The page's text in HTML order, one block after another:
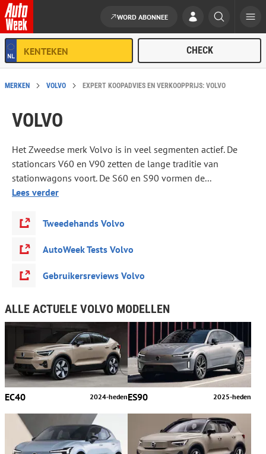
Ga naar de inhoud
WORD ABONNEE
MERKEN VOLVO EXPERT KOOPADVIES EN VERKOOPPRIJS: VOLVO
VOLVO
Het Zweedse merk Volvo is in veel segmenten actief. De
stationcars V60 en V90 zetten de lange traditie van
stationwagons voort. De S60 en S90 vormen de...
Lees verder
Tweedehands Volvo
AutoWeek Tests Volvo
Gebruikersreviews Volvo
ALLE ACTUELE VOLVO MODELLEN
EC40 2024-hedenES90 2025-heden